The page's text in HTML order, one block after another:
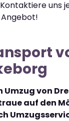
uns
Umzug von
auf den